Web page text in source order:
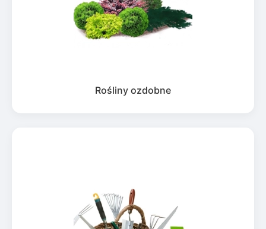
Rośliny ozdobne